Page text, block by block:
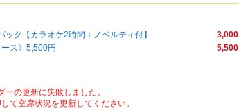
3,000
ック【カラオケ2時間＋ノベルティ付】
5,500
ス》5,500円
ーの更新に失敗しました。
て空席状況を更新してください。